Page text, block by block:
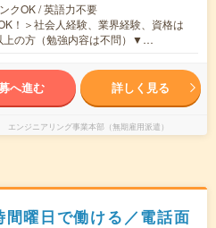
クOK / 英語力不要
！＞社会人経験、業界経験、資格は
上の方（勉強内容は不問）▼…
へ進む 詳しく見る
ンジニアリング事業本部（無期雇用派遣）
曜日で働ける／電話面